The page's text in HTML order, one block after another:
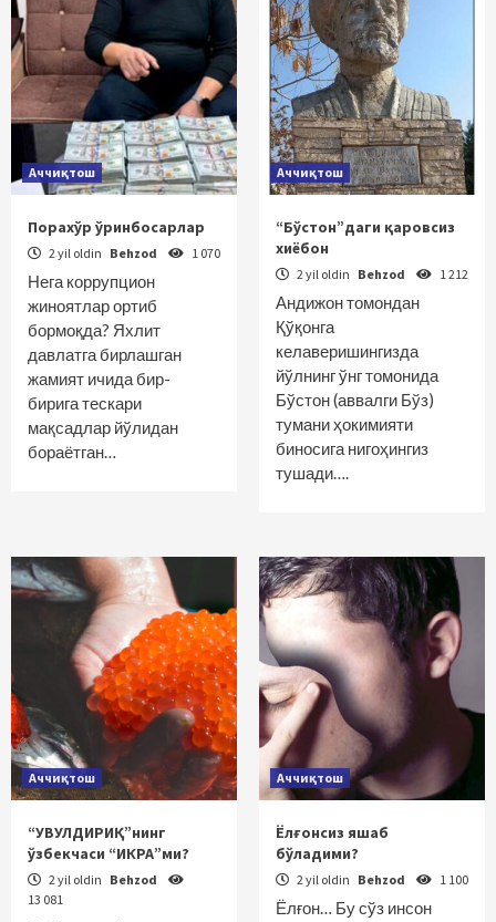
Аччиқтош
Порахўр ўринбосарлар
2 yil oldin Behzod 1 070
Нега коррупцион
жиноятлар ортиб
бормоқда? Яхлит
давлатга бирлашган
жамият ичида бир-
бирига тескари
мақсадлар йўлидан
бораётган…
Аччиқтош
“Бўстон”даги қаровсиз
хиёбон
2 yil oldin Behzod 1 212
Андижон томондан
Қўқонга
келаверишингизда
йўлнинг ўнг томонида
Бўстон (аввалги Бўз)
тумани ҳокимияти
биносига нигоҳингиз
тушади….
Аччиқтош
“УВУЛДИРИҚ”нинг
ўзбекчаси “ИКРА”ми?
2 yil oldin Behzod
13 081
Аччиқтош
Ёлғонсиз яшаб
бўладими?
2 yil oldin Behzod 1 100
Ёлғон… Бу сўз инсон